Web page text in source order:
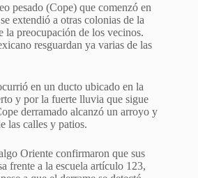
pesado (Cope) que comenzó en
extendió a otras colonias de la
la preocupación de los vecinos.
resguardan ya varias de las
en un ducto ubicado en la
y por la fuerte lluvia que sigue
derramado alcanzó un arroyo y
las calles y patios.
Oriente confirmaron que sus
frente a la escuela artículo 123,